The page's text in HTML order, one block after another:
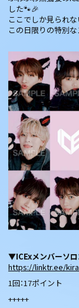
した🐾🎉
ここでしか見られ
この日限りの特別
▼ICExメンバーソロ
https://linktr.ee/
1回：17ポイント
+++++